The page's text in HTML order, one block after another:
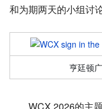
和为期两天的小组讨
亨廷顿